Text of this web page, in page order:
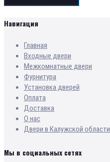
Навигация
Главная
Входные двери
Межкомнатные двери
Фурнитура
Установка дверей
Оплата
Доставка
О нас
Двери в Калужской области
Мы в социальных сетях